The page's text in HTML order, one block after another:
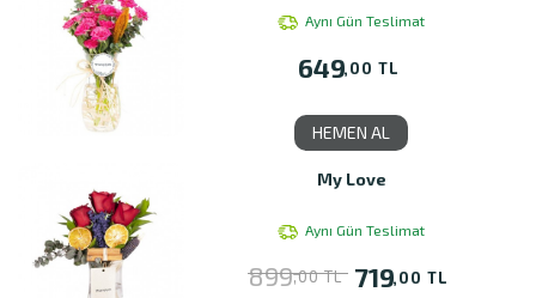
Aynı Gün Teslimat
649,00 TL
HEMEN AL
My Love
Aynı Gün Teslimat
899,00 TL 719,00 TL